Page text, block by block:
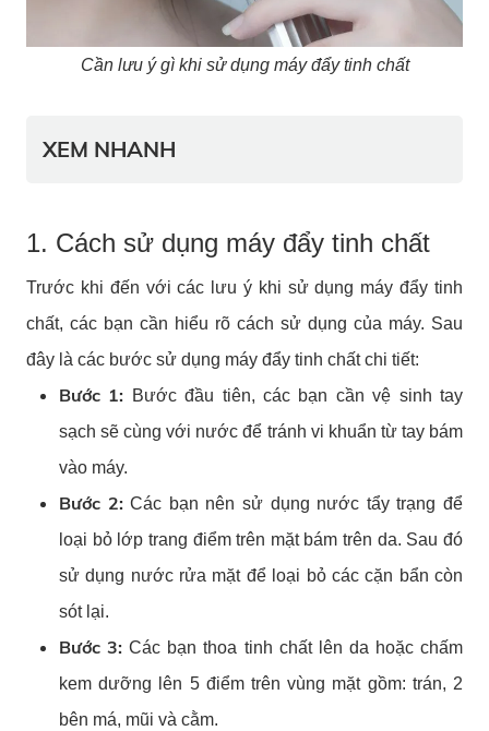
Cần lưu ý gì khi sử dụng máy đẩy tinh chất
XEM NHANH
1. Cách sử dụng máy đẩy tinh chất
Trước khi đến với các lưu ý khi sử dụng máy đẩy tinh
chất, các bạn cần hiểu rõ cách sử dụng của máy. Sau
đây là các bước sử dụng máy đẩy tinh chất chi tiết:
Bước 1: Bước đầu tiên, các bạn cần vệ sinh tay
sạch sẽ cùng với nước để tránh vi khuẩn từ tay bám
vào máy.
Bước 2:Các bạn nên sử dụng nước tẩy trạng để
loại bỏ lớp trang điểm trên mặt bám trên da. Sau đó
sử dụng nước rửa mặt để loại bỏ các cặn bẩn còn
sót lại.
Bước 3:Các bạn thoa tinh chất lên da hoặc chấm
kem dưỡng lên 5 điểm trên vùng mặt gồm: trán, 2
bên má, mũi và cằm.